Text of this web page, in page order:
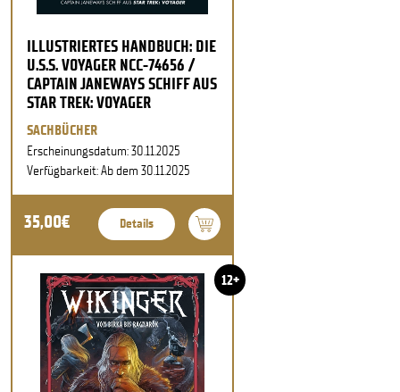
ILLUSTRIERTES HANDBUCH: DIE
U.S.S. VOYAGER NCC-74656 /
CAPTAIN JANEWAYS SCHIFF AUS
STAR TREK: VOYAGER
SACHBÜCHER
Erscheinungsdatum: 30.11.2025
Verfügbarkeit: Ab dem 30.11.2025
35,00€ Details
12+